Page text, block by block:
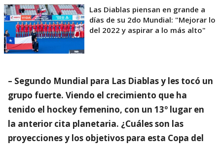
Las Diablas piensan en grande a
días de su 2do Mundial: "Mejorar lo
del 2022 y aspirar a lo más alto"
– Segundo Mundial para Las Diablas y les tocó un
grupo fuerte. Viendo el crecimiento que ha
tenido el hockey femenino, con un 13º lugar en
la anterior cita planetaria. ¿Cuáles son las
proyecciones y los objetivos para esta Copa del